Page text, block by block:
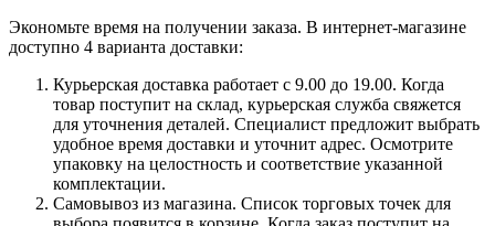
Экономьте время на получении заказа. В интернет-магазине
доступно 4 варианта доставки:
Курьерская доставка работает с 9.00 до 19.00. Когда
товар поступит на склад, курьерская служба свяжется
для уточнения деталей. Специалист предложит выбрать
удобное время доставки и уточнит адрес. Осмотрите
упаковку на целостность и соответствие указанной
комплектации.
Самовывоз из магазина. Список торговых точек для